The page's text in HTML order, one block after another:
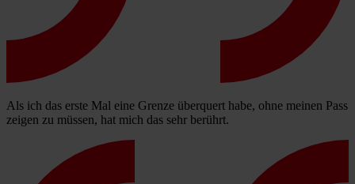
Als ich das erste Mal eine Grenze überquert habe, ohne meinen Pass
zeigen zu müssen, hat mich das sehr berührt.